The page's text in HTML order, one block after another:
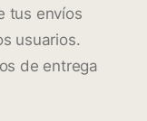
tus envíos
usuarios.
de entrega